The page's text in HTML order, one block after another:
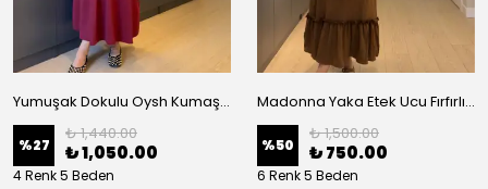
Yumuşak Dokulu Oysh Kumaş Salaş Elbise
%27
₺ 1,440.00
₺ 1,050.00
4 Renk 5 Beden
Madonna Yaka Etek Ucu Fırfırlı Elbise
%50
₺ 1,500.00
₺ 750.00
6 Renk 5 Beden